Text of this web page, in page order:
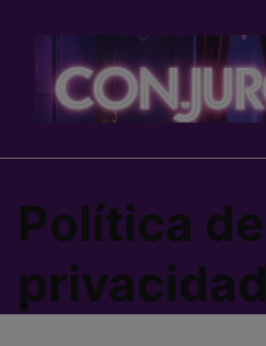
content
Política de
privacidad